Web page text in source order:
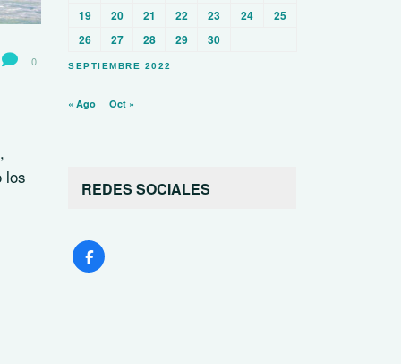
0
los
SEPTIEMBRE 2022
19
20 21 22 23 24
25
26
27 28 29 30
« Ago Oct »
REDES SOCIALES